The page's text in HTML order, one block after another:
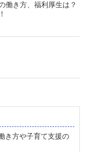
働き方、福利厚生は？
き方や子育て支援の